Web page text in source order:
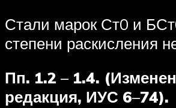
Стали марок Ст0 и
степени раскисления
Пп. 1.2 – 1.4.
редакция, ИУС 6–74).